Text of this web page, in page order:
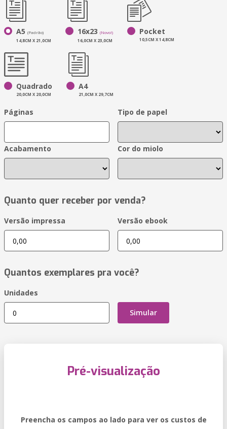
A5 (Padrão)
14,8CM X 21,0CM
16x23 (Novo!)
16,0CM X 23,0CM
Pocket
10,5CM X 14,8CM
Quadrado
20,0CM X 20,0CM
A4
21,0CM X 29,7CM
Páginas Tipo de papel
Acabamento Cor do miolo
Quanto quer receber por venda?
Versão impressa Versão ebook
Quantos exemplares pra você?
Unidades
Simular
Pré-visualização
Preencha os campos ao lado para ver os custos de